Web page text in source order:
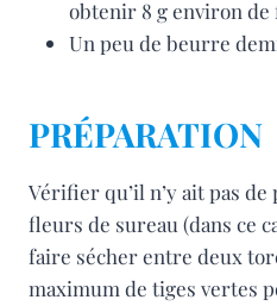
obtenir 8 g environ de
Un peu de beurre
PRÉPARATION
Vérifier qu’il n’y ait pas
fleurs de sureau (dans ce
faire sécher entre deux
maximum de tiges vertes